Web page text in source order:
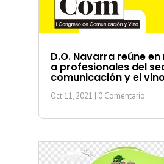
D.O. Navarra reúne
a profesionales del
comunicación y el vino
Oct 11, 2021 | 0 Comentario